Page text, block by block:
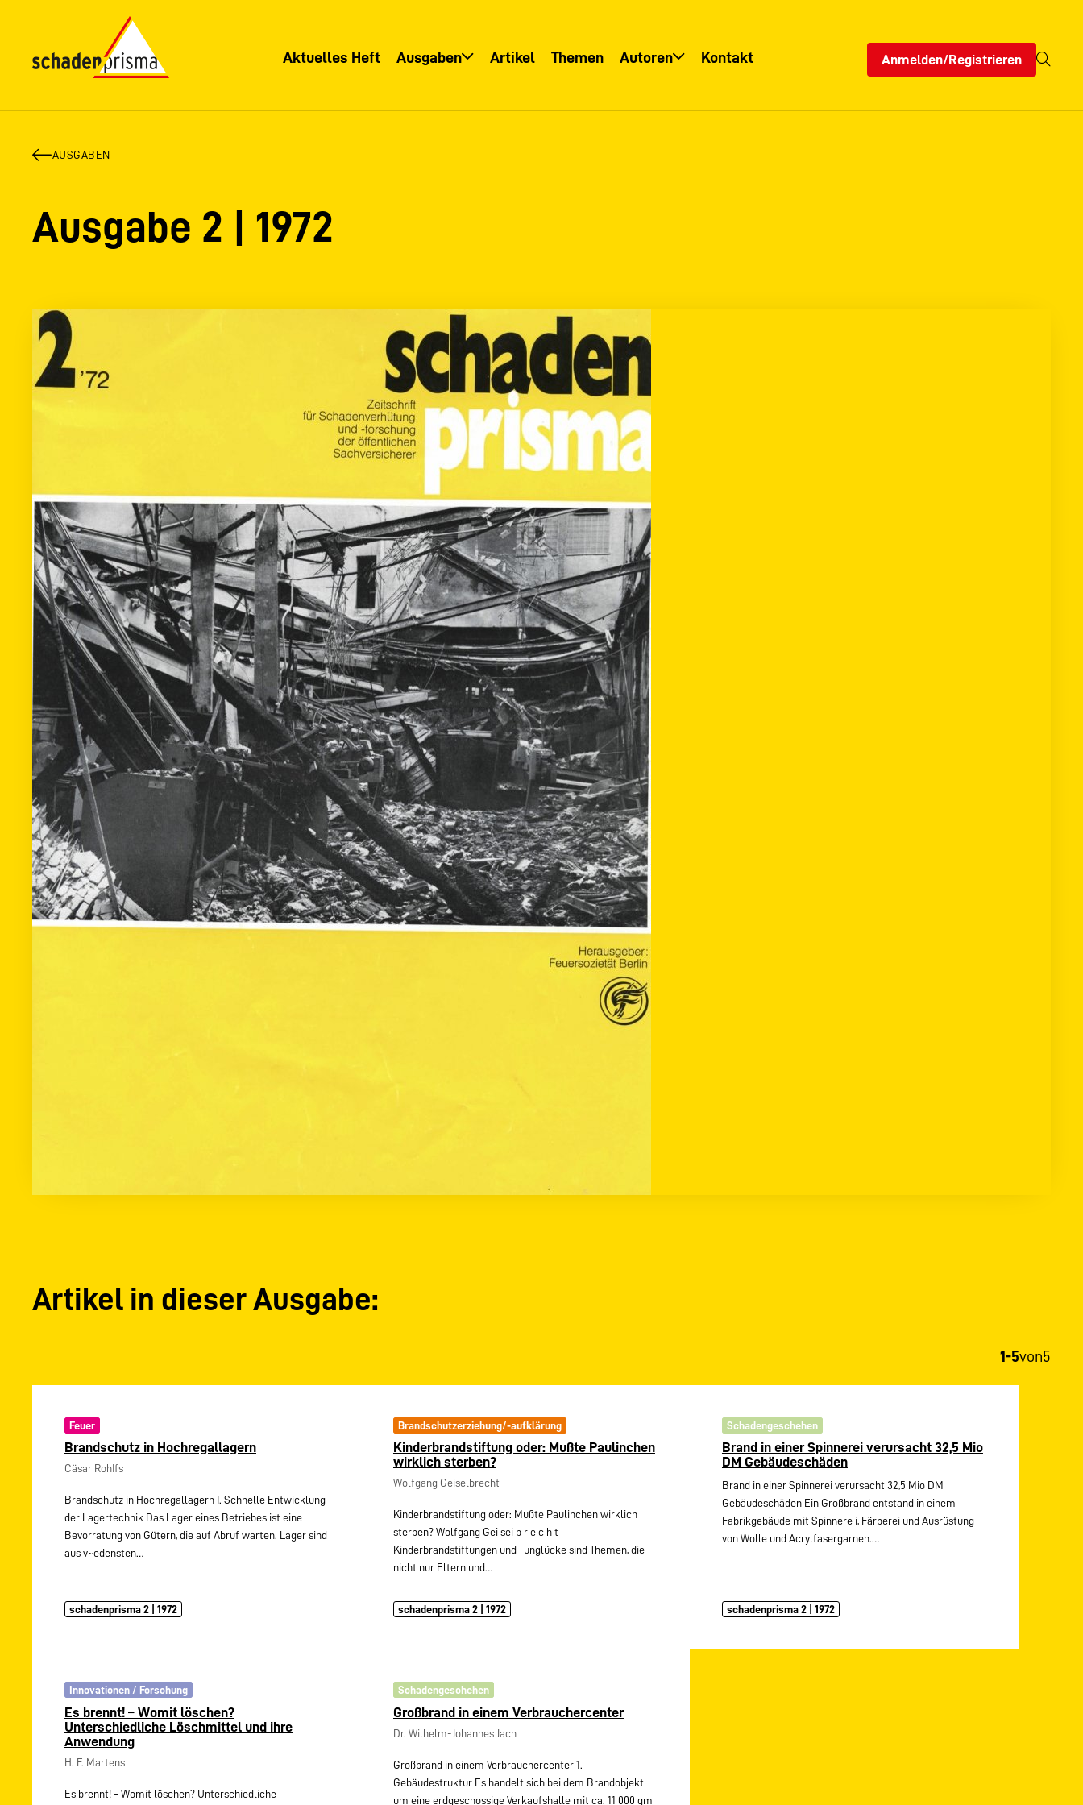
Aktuelles Heft Ausgaben Artikel Themen Autoren Kontakt Anmelden/Registrieren
AUSGABEN
Ausgabe 2 | 1972
Artikel in dieser Ausgabe:
1-5von5
Feuer
Brandschutz in Hochregallagern
Cäsar RohIfs
Brandschutz in Hochregallagern I. Schnelle Entwicklung
der Lagertechnik Das Lager eines Betriebes ist eine
Bevorratung von Gütern, die auf Abruf warten. Lager sind
aus v~edensten…
schadenprisma 2 | 1972
Brandschutzerziehung/-aufklärung
Kinderbrandstiftung oder: Mußte Paulinchen
wirklich sterben?
Wolfgang Geiselbrecht
Kinderbrandstiftung oder: Mußte Paulinchen wirklich
sterben? Wolfgang Gei sei b r e c h t
Kinderbrandstiftungen und -unglücke sind Themen, die
nicht nur Eltern und…
schadenprisma 2 | 1972
Schadengeschehen
Brand in einer Spinnerei verursacht 32,5 Mio
DM Gebäudeschäden
Brand in einer Spinnerei verursacht 32,5 Mio DM
Gebäudeschäden Ein Großbrand entstand in einem
Fabrikgebäude mit Spinnere i, Färberei und Ausrüstung
von Wolle und Acrylfasergarnen.…
schadenprisma 2 | 1972
Innovationen / Forschung
Es brennt! – Womit löschen?
Unterschiedliche Löschmittel und ihre
Anwendung
H. F. Martens
Es brennt! – Womit löschen? Unterschiedliche
Schadengeschehen
Großbrand in einem Verbrauchercenter
Dr. Wilhelm-Johannes Jach
Großbrand in einem Verbrauchercenter 1.
Gebäudestruktur Es handelt sich bei dem Brandobjekt
um eine erdgeschossige Verkaufshalle mit ca. 11 000 qm